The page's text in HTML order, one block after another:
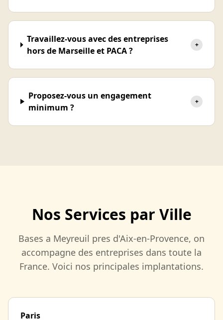
Travaillez-vous avec des entreprises
hors de Marseille et PACA ?
+
Proposez-vous un engagement
minimum ?
+
Nos Services par Ville
Bases a Meyreuil pres d'Aix-en-Provence, on
accompagne des entreprises dans toute la
France. Voici nos principales implantations.
Paris